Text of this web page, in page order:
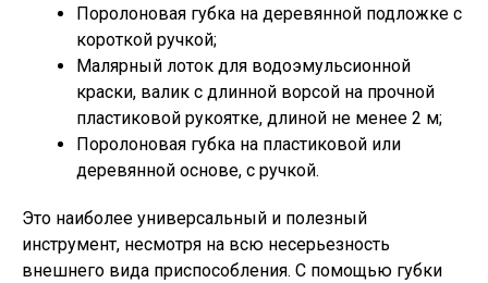
Поролоновая губка на деревянной подложке с
короткой ручкой;
Малярный лоток для водоэмульсионной
краски, валик с длинной ворсой на прочной
пластиковой рукоятке, длиной не менее 2 м;
Поролоновая губка на пластиковой или
деревянной основе, с ручкой.
Это наиболее универсальный и полезный
инструмент, несмотря на всю несерьезность
внешнего вида приспособления. С помощью губки